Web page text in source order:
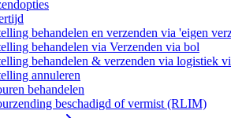
behandelen en verzenden via 'eigen
behandelen via Verzenden via bol
behandelen & verzenden via logistiek
annuleren
behandelen
beschadigd of vermist (RLIM)